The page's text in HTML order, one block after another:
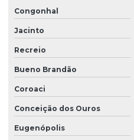
Congonhal
Jacinto
Recreio
Bueno Brandão
Coroaci
Conceição dos Ouros
Eugenópolis